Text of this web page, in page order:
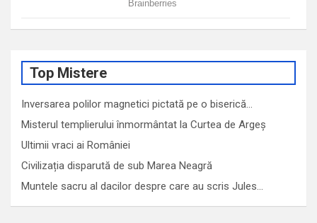
Top Mistere
Inversarea polilor magnetici pictată pe o biserică…
Misterul templierului înmormântat la Curtea de Argeș
Ultimii vraci ai României
Civilizația disparută de sub Marea Neagră
Muntele sacru al dacilor despre care au scris Jules…